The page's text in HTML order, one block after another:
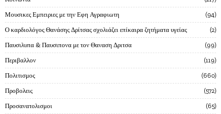
Μουσικες Εμπειριες με την Εφη Αγραφιωτη 94
Ο καρδιολόγος Θανάσης Δρίτσας σχολιάζει επίκαιρα ζητήματα υγείας 2
Παυσιλυπα & Παυσιπονα με τον Θαναση Δριτσα 99
Περιβαλλον 119
Πολιτισμος 660
Προβολεις 572
Προσανατολισμοι 65